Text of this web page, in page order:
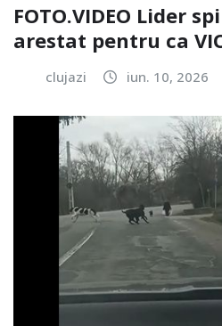
FOTO.VIDEO Lider
arestat pentru ca
clujazi iun. 10, 2026